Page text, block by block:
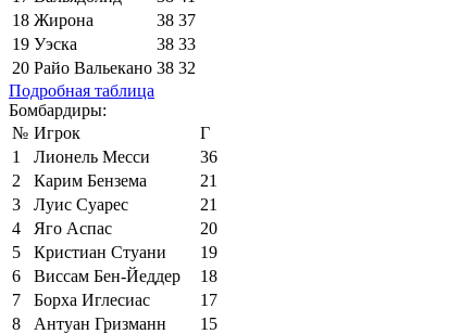
18 Жирона 38 37
19 Уэска 38 33
20 Райо Вальекано 38 32
Подробная таблица
Бомбардиры:
№ Игрок
Г
1
Лионель Месси
36
2
Карим Бензема
21
3
Луис Суарес
21
4
Яго Аспас
20
5
Кристиан Стуани
19
6
Виссам Бен-Йеддер
18
7
Борха Иглесиас
17
8
Антуан Гризманн
15